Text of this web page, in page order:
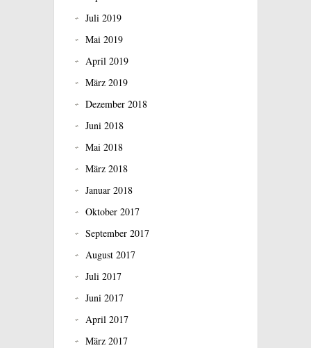
Juli 2019
Mai 2019
April 2019
März 2019
Dezember 2018
Juni 2018
Mai 2018
März 2018
Januar 2018
Oktober 2017
September 2017
August 2017
Juli 2017
Juni 2017
April 2017
März 2017